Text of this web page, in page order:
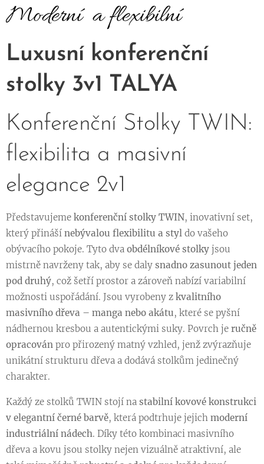
Moderní a flexibilní
Luxusní konferenční
stolky 3v1 TALYA
Konferenční Stolky TWIN:
flexibilita a masivní
elegance 2v1
Představujeme konferenční stolky TWIN, inovativní set,
který přináší nebývalou flexibilitu a styl do vašeho
obývacího pokoje. Tyto dva obdélníkové stolky jsou
mistrně navrženy tak, aby se daly snadno zasunout jeden
pod druhý, což šetří prostor a zároveň nabízí variabilní
možnosti uspořádání. Jsou vyrobeny z kvalitního
masivního dřeva – manga nebo akátu, které se pyšní
nádhernou kresbou a autentickými suky. Povrch je ručně
opracován pro přirozený matný vzhled, jenž zvýrazňuje
unikátní strukturu dřeva a dodává stolkům jedinečný
charakter.
Každý ze stolků TWIN stojí na stabilní kovové konstrukci
v elegantní černé barvě, která podtrhuje jejich moderní
industriální nádech. Díky této kombinaci masivního
dřeva a kovu jsou stolky nejen vizuálně atraktivní, ale